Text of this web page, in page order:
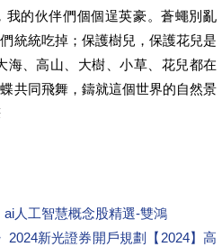
的伙伴們個個逞英豪。蒼蠅別亂
統統吃掉；保護樹兒，保護花兒是
、高山、大樹、小草、花兒都在
共同飛舞，鑄就這個世界的自然景
ai人工智慧概念股精選-雙鴻
2024新光證券開戶規劃
【2024】高